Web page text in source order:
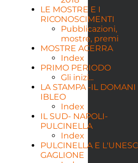
LE MOSTRE E I
RICONOSCIMENTI
Pubblicazioni,
mostre, premi
MOSTRE ACERRA
Index
PRIMO PERIODO
Gli inizi...
LA STAMPA -IL DOMANI
IBLEO
Index
IL SUD- NAPOLI-
PULCINELLA
Index
PULCINELLA E
GAGLIONE